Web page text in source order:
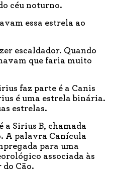
céu noturno.
essa estrela ao
escaldador. Quando
que faria muito
faz parte é a Canis
é uma estrela binária.
estrelas.
a Sirius B, chamada
A palavra Canícula
para uma
associada às
do Cão.